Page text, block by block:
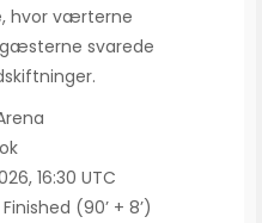
hvor værterne
svarede
16:30 UTC
(90’ + 8’)